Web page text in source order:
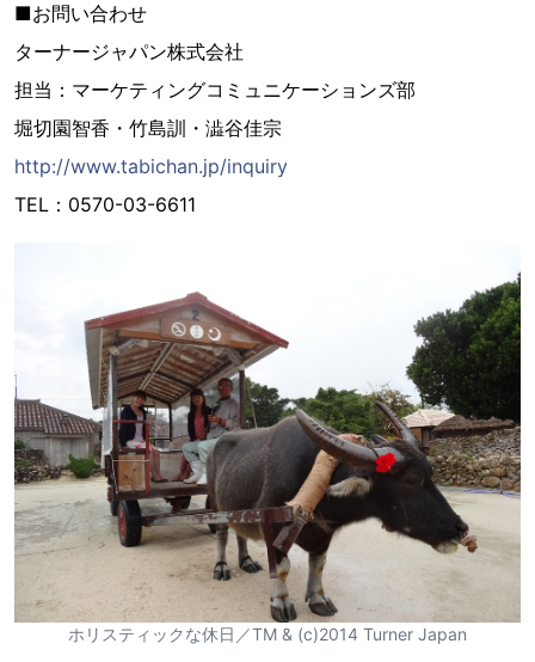
■お問い合わせ
ターナージャパン株式会社
担当：マーケティングコミュニケーションズ部
堀切園智香・竹島訓・澁谷佳宗
http://www.tabichan.jp/inquiry
TEL：0570-03-6611
ホリスティックな休日／TM & (c)2014 Turner Japan